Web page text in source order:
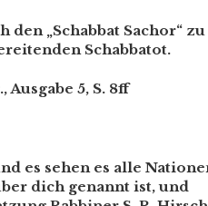
„Schabbat Sachor“ zu
Schabbatot.
Ausgabe 5, S. 8ff
es sehen es alle
dich genannt ist, und